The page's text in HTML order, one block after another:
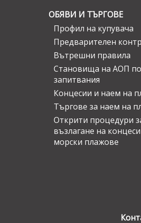
ОБЯВИ И ТЪРГОВЕ
Профил на купувача
Предварителен
Вътрешни правила
Становища на АОП по
запитвания
Концесии и наем на
Търгове за наем на
Открити процедури
възлагане на
морски плажове